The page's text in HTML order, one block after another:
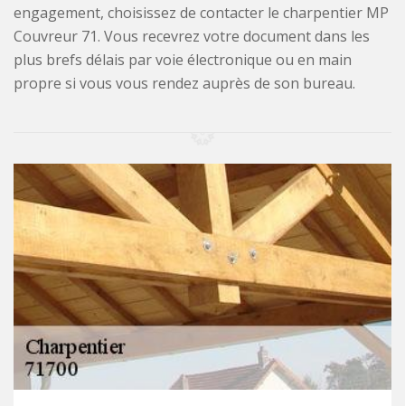
engagement, choisissez de contacter le charpentier MP
Couvreur 71. Vous recevrez votre document dans les
plus brefs délais par voie électronique ou en main
propre si vous vous rendez auprès de son bureau.